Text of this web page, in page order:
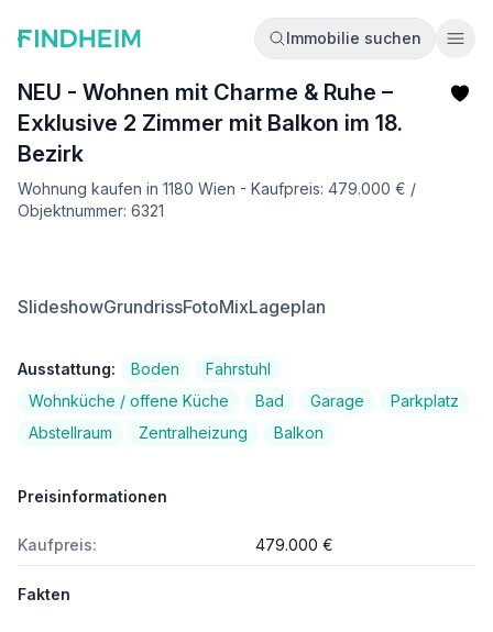
Immobilie suchen
NEU - Wohnen mit Charme & Ruhe –
Exklusive 2 Zimmer mit Balkon im 18.
Bezirk
Wohnung kaufen in 1180 Wien - Kaufpreis: 479.000 € /
Objektnummer: 6321
SlideshowGrundrissFotoMixLageplan
Ausstattung: Boden
Fahrstuhl
Wohnküche / offene Küche
Bad Garage
Parkplatz
Abstellraum
Zentralheizung Balkon
Preisinformationen
Kaufpreis: 479.000 €
Fakten